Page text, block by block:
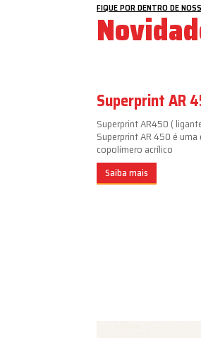
FIQUE POR DENTRO DE
Superprint AR
Superprint AR450 (
Superprint AR 450 é
copolímero acrílico
Saiba mais